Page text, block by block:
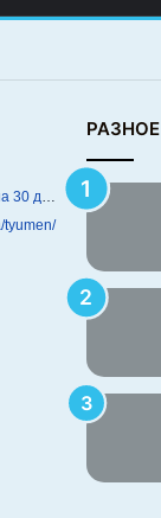
Подробнее о погоде в Депутатском на 30 дней
tyumen/
РАЗНОЕ